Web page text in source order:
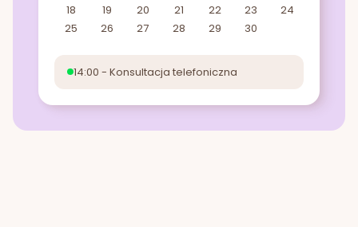
18
19 20 21 22 23
24
25
26 27 28 29 30
14:00 - Konsultacja telefoniczna